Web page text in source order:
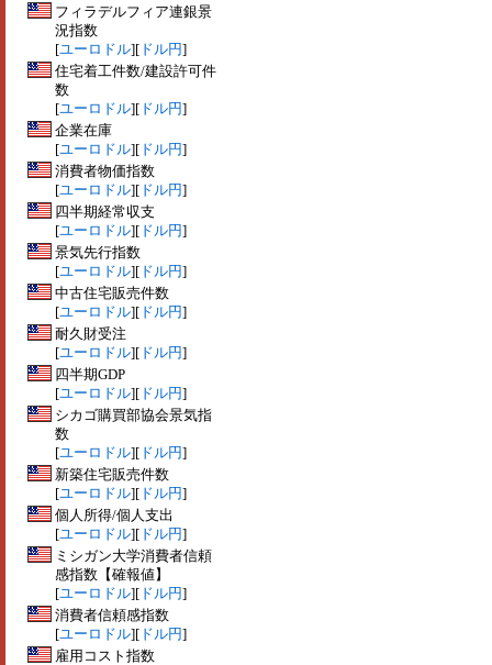
フィラデルフィア連銀景
況指数
[ユーロドル][ ドル円]
住宅着工件数/建設許可件
数
[ユーロドル][ ドル円]
企業在庫
[ユーロドル][ ドル円]
消費者物価指数
[ユーロドル][ ドル円]
四半期経常収支
[ユーロドル][ ドル円]
景気先行指数
[ユーロドル][ ドル円]
中古住宅販売件数
[ユーロドル][ ドル円]
耐久財受注
[ユーロドル][ ドル円]
四半期GDP
[ユーロドル][ ドル円]
シカゴ購買部協会景気指
数
[ユーロドル][ ドル円]
新築住宅販売件数
[ユーロドル][ ドル円]
個人所得/個人支出
[ユーロドル][ ドル円]
ミシガン大学消費者信頼
感指数【確報値】
[ユーロドル][ ドル円]
消費者信頼感指数
[ユーロドル][ ドル円]
雇用コスト指数